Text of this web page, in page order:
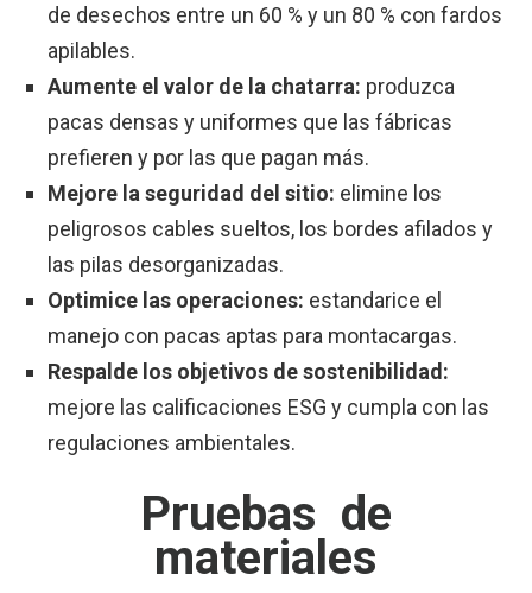
de desechos entre un 60 % y un 80 % con fardos
apilables.
Aumente el valor de la chatarra: produzca
pacas densas y uniformes que las fábricas
prefieren y por las que pagan más.
Mejore la seguridad del sitio: elimine los
peligrosos cables sueltos, los bordes afilados y
las pilas desorganizadas.
Optimice las operaciones: estandarice el
manejo con pacas aptas para montacargas.
Respalde los objetivos de sostenibilidad:
mejore las calificaciones ESG y cumpla con las
regulaciones ambientales.
Pruebas de
materiales